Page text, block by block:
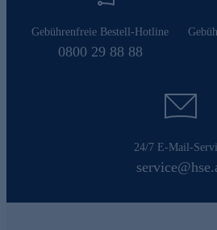
Gebührenfreie Bestell-Hotline
0800 29 88 88
24/7 E-Mail-